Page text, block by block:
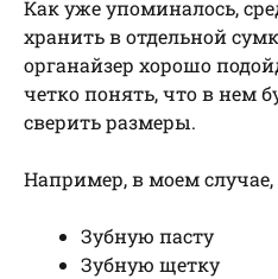
Как уже упоминалось,
хранить в отдельной
органайзер хорошо
четко понять, что в нем
сверить размеры.
Например, в моем случае,
Зубную пасту
Зубную щетку